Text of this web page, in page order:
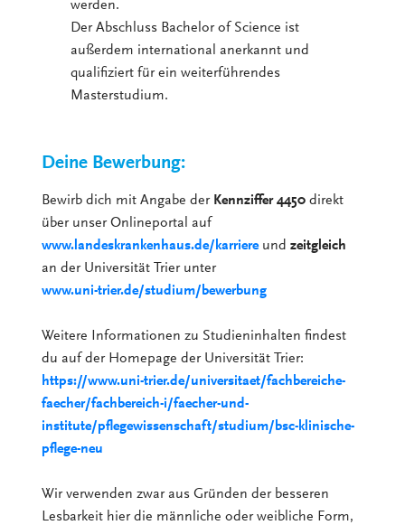
werden.
Der Abschluss Bachelor of Science ist
außerdem international anerkannt und
qualifiziert für ein weiterführendes
Masterstudium.
Deine Bewerbung:
Bewirb dich mit Angabe der Kennziffer 4450 direkt
über unser Onlineportal auf
www.landeskrankenhaus.de/karriereundzeitgleich
an der Universität Trier unter
www.uni-trier.de/studium/bewerbung
Weitere Informationen zu Studieninhalten findest
du auf der Homepage der Universität Trier:
https://www.uni-trier.de/universitaet/fachbereiche-
faecher/fachbereich-i/faecher-und-
institute/pflegewissenschaft/studium/bsc-klinische-
pflege-neu
Wir verwenden zwar aus Gründen der besseren
Lesbarkeit hier die männliche oder weibliche Form,